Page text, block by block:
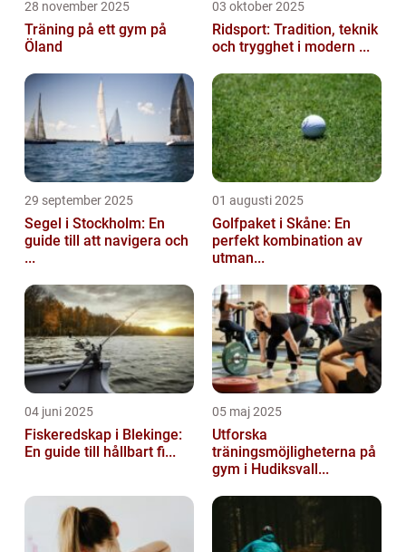
28 november 2025
Träning på ett gym på
Öland
03 oktober 2025
Ridsport: Tradition, teknik
och trygghet i modern ...
29 september 2025
Segel i Stockholm: En
guide till att navigera och
...
01 augusti 2025
Golfpaket i Skåne: En
perfekt kombination av
utman...
04 juni 2025
Fiskeredskap i Blekinge:
En guide till hållbart fi...
05 maj 2025
Utforska
träningsmöjligheterna på
gym i Hudiksvall...